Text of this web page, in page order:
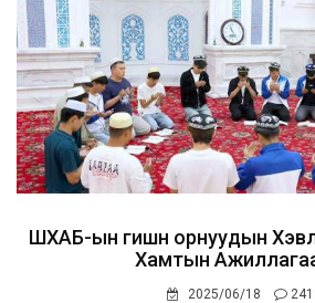
ШХАБ-ын гишүүн орнуудын
Хамтын
2025/06/18